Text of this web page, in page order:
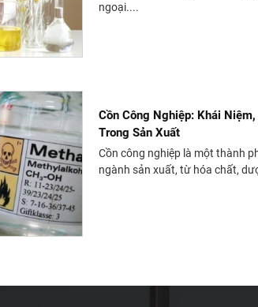
ngoại....
Cồn Công Nghiệp: Khái
Trong Sản Xuất
Cồn công nghiệp là một thành
ngành sản xuất, từ hóa chất,
Hướng Dẫn An Toàn Vận